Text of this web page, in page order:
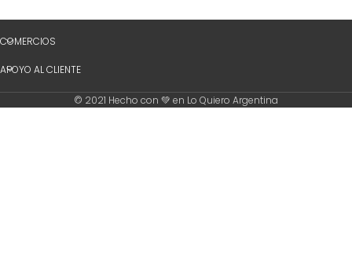
COMERCIOS
APOYO AL CLIENTE
© 2021 Hecho con 💚 en Lo Quiero Argentina